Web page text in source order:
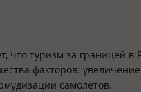
что туризм за границей в
факторов: увеличение
самолетов.